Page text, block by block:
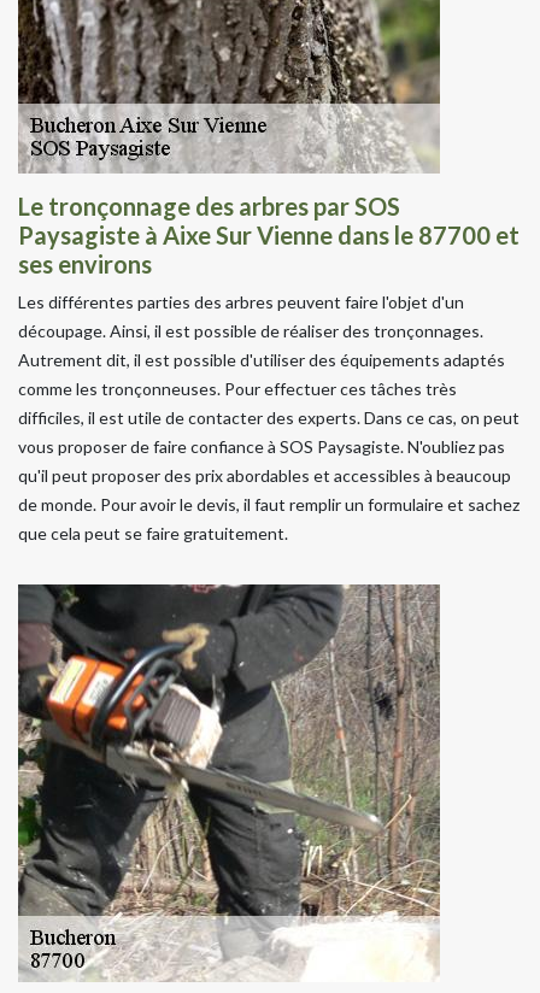
Le tronçonnage des arbres par SOS
Paysagiste à Aixe Sur Vienne dans le 87700 et
ses environs
Les différentes parties des arbres peuvent faire l'objet d'un
découpage. Ainsi, il est possible de réaliser des tronçonnages.
Autrement dit, il est possible d'utiliser des équipements adaptés
comme les tronçonneuses. Pour effectuer ces tâches très
difficiles, il est utile de contacter des experts. Dans ce cas, on peut
vous proposer de faire confiance à SOS Paysagiste. N'oubliez pas
qu'il peut proposer des prix abordables et accessibles à beaucoup
de monde. Pour avoir le devis, il faut remplir un formulaire et sachez
que cela peut se faire gratuitement.